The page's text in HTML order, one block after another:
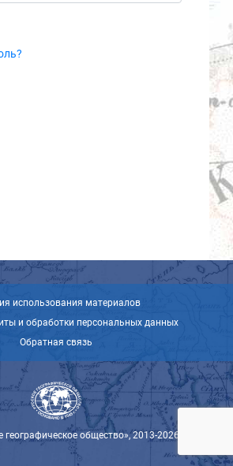
использования материалов
и обработки персональных данных
Обратная связь
географическое общество», 2013-2026